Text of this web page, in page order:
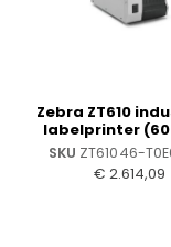
Zebra ZT610
labelprinter
SKU ZT61046-
€ 2.614,09